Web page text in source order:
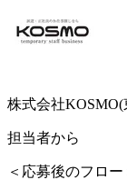
株式会社KOSMO(
担当者から
＜応募後のフロー